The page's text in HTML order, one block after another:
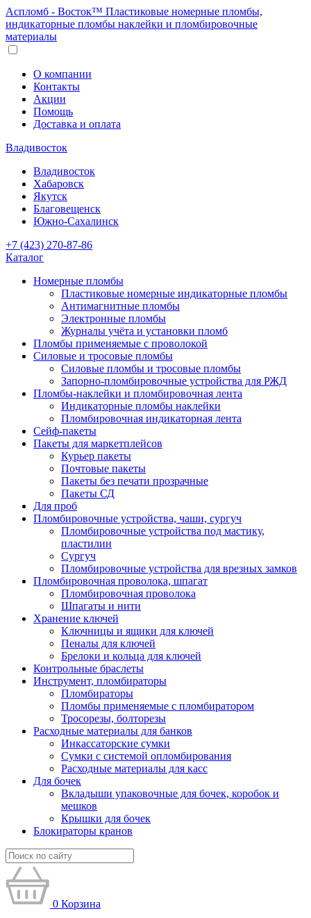
Аспломб - Восток™ Пластиковые номерные пломбы,
индикаторные пломбы наклейки и пломбировочные
материалы
О компании
Контакты
Акции
Помощь
Доставка и оплата
Владивосток
Владивосток
Хабаровск
Якутск
Благовещенск
Южно-Сахалинск
+7 (423) 270-87-86
Каталог
Номерные пломбы
Пластиковые номерные индикаторные пломбы
Антимагнитные пломбы
Электронные пломбы
Журналы учёта и установки пломб
Пломбы применяемые с проволокой
Силовые и тросовые пломбы
Силовые пломбы и тросовые пломбы
Запорно-пломбировочные устройства для РЖД
Пломбы-наклейки и пломбировочная лента
Индикаторные пломбы наклейки
Пломбировочная индикаторная лента
Сейф-пакеты
Пакеты для маркетплейсов
Курьер пакеты
Почтовые пакеты
Пакеты без печати прозрачные
Пакеты СД
Для проб
Пломбировочные устройства, чаши, сургуч
Пломбировочные устройства под мастику,
пластилин
Сургуч
Пломбировочные устройства для врезных замков
Пломбировочная проволока, шпагат
Пломбировочная проволока
Шпагаты и нити
Хранение ключей
Ключницы и ящики для ключей
Пеналы для ключей
Брелоки и кольца для ключей
Контрольные браслеты
Инструмент, пломбираторы
Пломбираторы
Пломбы применяемые с пломбиратором
Тросорезы, болторезы
Расходные материалы для банков
Инкассаторские сумки
Сумки с системой опломбирования
Расходные материалы для касс
Для бочек
Вкладыши упаковочные для бочек, коробок и
мешков
Крышки для бочек
Блокираторы кранов
0 Корзина